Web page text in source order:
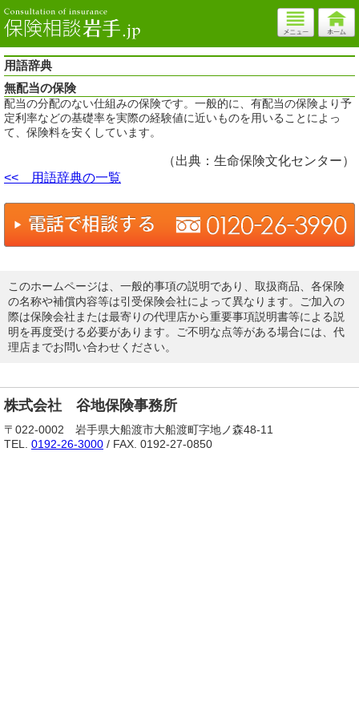
用語辞典
無配当の保険
配当の分配のない仕組みの保険です。一般的に、有配当の保険より予
定利率などの基礎率を実際の経験値に近いものを用いることによっ
て、保険料を安くしています。
（出典：生命保険文化センター）
<< 用語辞典の一覧
このホームページは、一般的事項の説明であり、取扱商品、各保険
の名称や補償内容等は引受保険会社によって異なります。ご加入の
際は保険会社または最寄りの代理店から重要事項説明書等による説
明を再度受ける必要があります。ご不明な点等がある場合には、代
理店までお問い合わせください。
株式会社 谷地保険事務所
〒022-0002 岩手県大船渡市大船渡町字地ノ森48-11
TEL. 0192-26-3000 / FAX. 0192-27-0850